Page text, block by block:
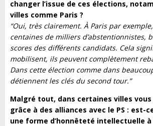
changer l’issue de ces élections,
villes comme Paris ?
“Oui, très clairement. À Paris par
centaines de milliers d’abstentionnistes,
scores des différents candidats. Cela
mobilisent, ils peuvent complètement
Dans cette élection comme dans
détiennent les clés du second tour.”
Malgré tout, dans certaines villes
grâce à des alliances avec le PS : est-ce
une forme d’honnêteté intellectuelle